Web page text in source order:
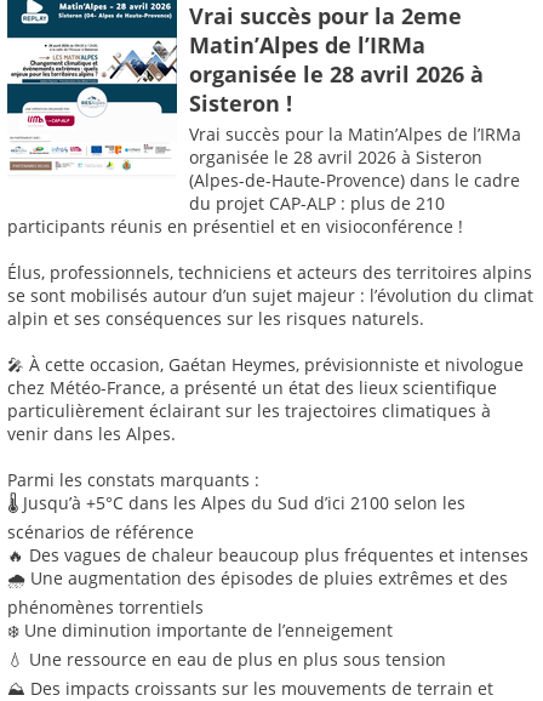
Vrai succès pour la 2eme
Matin’Alpes de l’IRMa
organisée le 28 avril 2026 à
Sisteron !
Vrai succès pour la Matin’Alpes de l’IRMa
organisée le 28 avril 2026 à Sisteron
(Alpes-de-Haute-Provence) dans le cadre
du projet CAP-ALP : plus de 210
participants réunis en présentiel et en visioconférence !
Élus, professionnels, techniciens et acteurs des territoires alpins
se sont mobilisés autour d’un sujet majeur : l’évolution du climat
alpin et ses conséquences sur les risques naturels.
🎤 À cette occasion, Gaétan Heymes, prévisionniste et nivologue
chez Météo-France, a présenté un état des lieux scientifique
particulièrement éclairant sur les trajectoires climatiques à
venir dans les Alpes.
Parmi les constats marquants :
🌡️ Jusqu’à +5°C dans les Alpes du Sud d’ici 2100 selon les
scénarios de référence
🔥 Des vagues de chaleur beaucoup plus fréquentes et intenses
🌧️ Une augmentation des épisodes de pluies extrêmes et des
phénomènes torrentiels
❄️ Une diminution importante de l’enneigement
💧 Une ressource en eau de plus en plus sous tension
⛰️ Des impacts croissants sur les mouvements de terrain et